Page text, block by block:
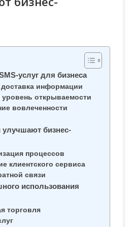
услуг для бизнеса
информации
открываемости
вовлеченности
улучшают бизнес-
процессов
клиентского сервиса
связи
использования
торговля